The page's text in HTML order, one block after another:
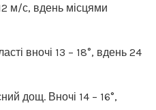
м/с, вдень місцями
вночі 13 – 18°, вдень 24
дощ. Вночі 14 – 16°,